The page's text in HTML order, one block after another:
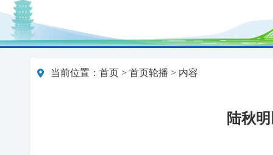
当前位置： 首页 > 首页轮播 > 内容
陆秋